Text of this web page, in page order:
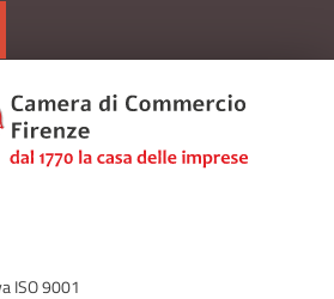
ISO 9001